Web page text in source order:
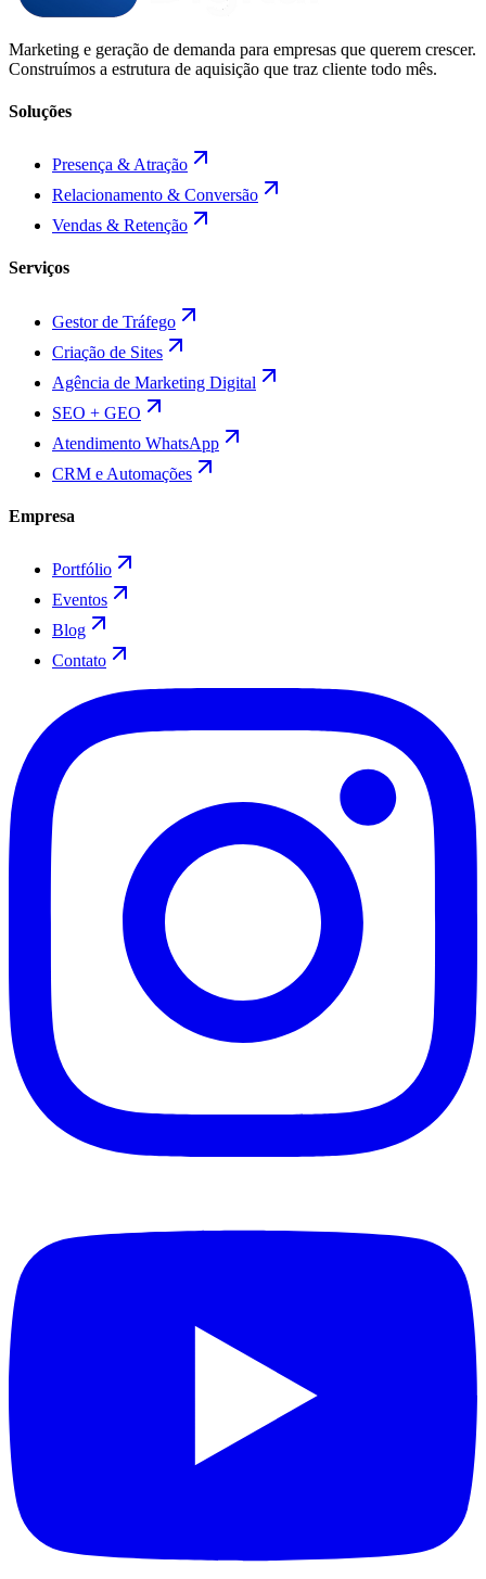
Marketing e geração de demanda para empresas que querem crescer.
Construímos a estrutura de aquisição que traz cliente todo mês.
Soluções
Presença & Atração
Relacionamento & Conversão
Vendas & Retenção
Serviços
Gestor de Tráfego
Criação de Sites
Agência de Marketing Digital
SEO + GEO
Atendimento WhatsApp
CRM e Automações
Empresa
Portfólio
Eventos
Blog
Contato